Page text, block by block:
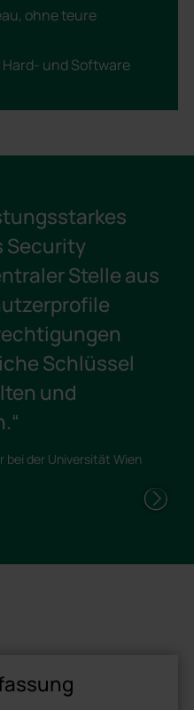
ohne teure
und Software
Security
Stelle aus
Schlüssel
und
bei der Universität Wien